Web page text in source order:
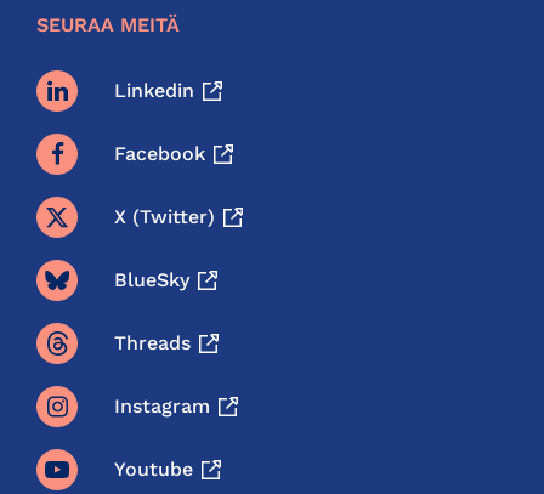
SEURAA MEITÄ
Linkedin
Facebook
X (twitter)
BlueSky
Threads
Instagram
Youtube